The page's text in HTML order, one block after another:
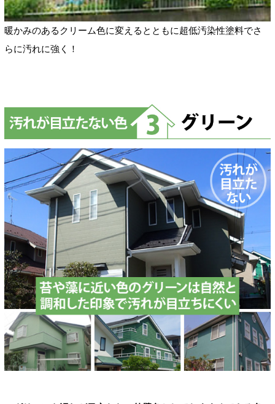
暖かみのあるクリーム色に変えるとともに超低汚染性塗料でさ
らに汚れに強く！